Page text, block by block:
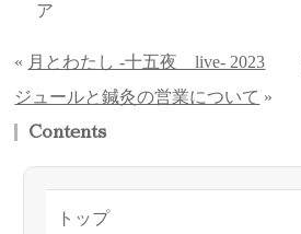
ア
« 月とわたし -十五夜 live- 2023
ジュールと鍼灸の営業について »
Contents
トップ